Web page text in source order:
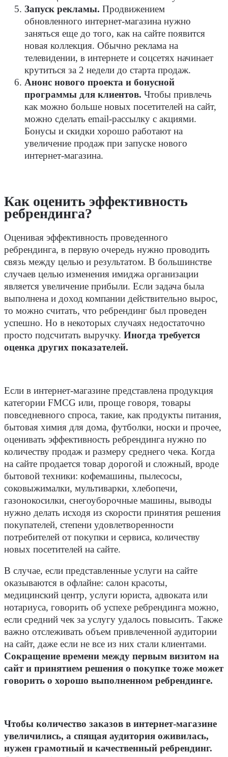
Запуск рекламы. Продвижением
обновленного интернет-магазина нужно
заняться еще до того, как на сайте появится
новая коллекция. Обычно реклама на
телевидении, в интернете и соцсетях начинает
крутиться за 2 недели до старта продаж.
Анонс нового проекта и бонусной
программы для клиентов. Чтобы привлечь
как можно больше новых посетителей на сайт,
можно сделать email-рассылку с акциями.
Бонусы и скидки хорошо работают на
увеличение продаж при запуске нового
интернет-магазина.
Как оценить эффективность
ребрендинга?
Оценивая эффективность проведенного
ребрендинга, в первую очередь нужно проводить
связь между целью и результатом. В большинстве
случаев целью изменения имиджа организации
является увеличение прибыли. Если задача была
выполнена и доход компании действительно вырос,
то можно считать, что ребрендинг был проведен
успешно. Но в некоторых случаях недостаточно
просто подсчитать выручку. Иногда требуется
оценка других показателей.
Если в интернет-магазине представлена продукция
категории FMCG или, проще говоря, товары
повседневного спроса, такие, как продукты питания,
бытовая химия для дома, футболки, носки и прочее,
оценивать эффективность ребрендинга нужно по
количеству продаж и размеру среднего чека. Когда
на сайте продается товар дорогой и сложный, вроде
бытовой техники: кофемашины, пылесосы,
соковыжималки, мультиварки, хлебопечи,
газонокосилки, снегоуборочные машины, выводы
нужно делать исходя из скорости принятия решения
покупателей, степени удовлетворенности
потребителей от покупки и сервиса, количеству
новых посетителей на сайте.
В случае, если представленные услуги на сайте
оказываются в офлайне: салон красоты,
медицинский центр, услуги юриста, адвоката или
нотариуса, говорить об успехе ребрендинга можно,
если средний чек за услугу удалось повысить. Также
важно отслеживать объем привлеченной аудитории
на сайт, даже если не все из них стали клиентами.
Сокращение времени между первым визитом на
сайт и принятием решения о покупке тоже может
говорить о хорошо выполненном ребрендинге.
Чтобы количество заказов в интернет-магазине
увеличились, а спящая аудитория оживилась,
нужен грамотный и качественный ребрендинг.